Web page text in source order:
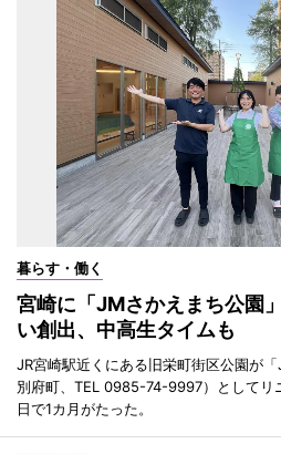
暮らす・働く
宮崎に「JMさかえまち公園
い創出、中高生タイムも
JR宮崎駅近くにある旧栄町街区公園が
別府町、TEL 0985-74-9997）としてリ
日で1カ月がたった。